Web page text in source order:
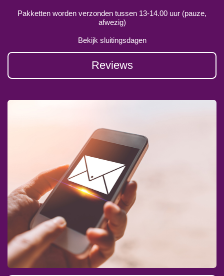
Pakketten worden verzonden tussen 13-14.00 uur (pauze,
afwezig)
Bekijk sluitingsdagen
Reviews